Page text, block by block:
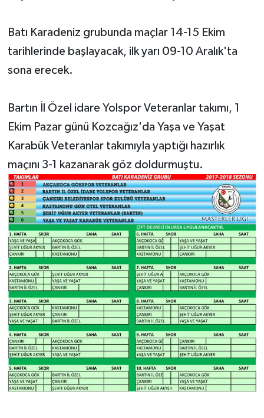
Batı Karadeniz grubunda maçlar 14-15 Ekim
tarihlerinde başlayacak, ilk yarı 09-10 Aralık'ta
sona erecek.
Bartın İl Özel idare Yolspor Veteranlar takımı, 1
Ekim Pazar günü Kozcağız'da Yaşa ve Yaşat
Karabük Veteranlar takımıyla yaptığı hazırlık
maçını 3-1 kazanarak göz doldurmuştu.